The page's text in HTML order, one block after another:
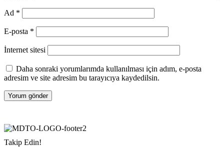
Ad *
E-posta *
İnternet sitesi
Daha sonraki yorumlarımda kullanılması için adım, e-posta
adresim ve site adresim bu tarayıcıya kaydedilsin.
Takip Edin!